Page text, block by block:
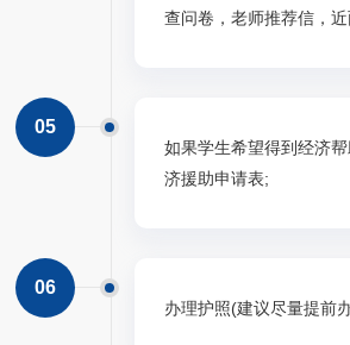
查问卷，老师推荐信，近
05
如果学生希望得到经济
济援助申请表;
06
办理护照(建议尽量提前